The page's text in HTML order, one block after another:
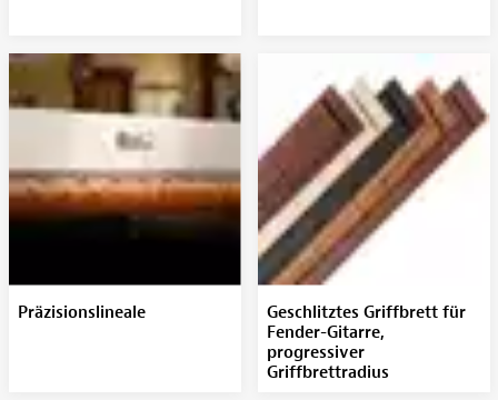
Präzisionslineale
Geschlitztes Griffbrett für
Fender-Gitarre,
progressiver
Griffbrettradius